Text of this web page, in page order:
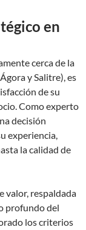
en
cerca de la
y Salitre), es
de su
Como experto
decisión
experiencia,
la calidad de
valor, respaldada
profundo del
los criterios